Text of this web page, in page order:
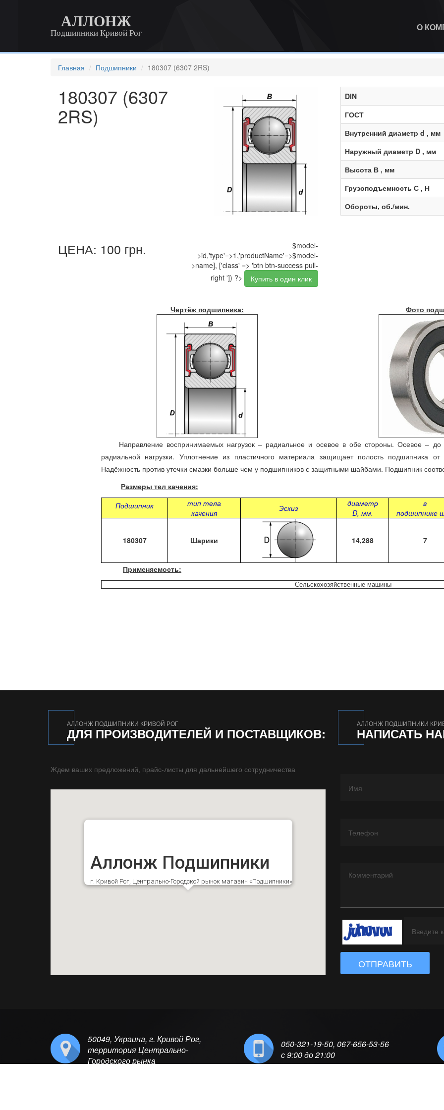
АЛЛОНЖ
Подшипники Кривой Рог
О
Главная Подшипники 180307 (6307 2RS)
180307 (6307
2RS)
ЦЕНА: 100 грн.
$model-
>id,'type'=>1,'productName'=>$model-
>name], ['class' => 'btn btn-success pull-
right ']) ?>
Купить в один клик
DIN
ГОСТ
Внутренний диаметр d , мм
Наружный диаметр D , мм
Высота В , мм
Грузоподъемность С , Н
Обороты, об./мин.
Чертёж подшипника: Фото
Направление воспринимаемых нагрузок – радиальное и осевое в обе стороны. Осевое – до
радиальной нагрузки. Уплотнение из пластичного материала защищает полость подшипника
Надёжность против утечки смазки больше чем у подшипников с защитными шайбами. Подшипник
Размеры тел качения:
Подшипник
тип тела
качения
Эскиз
диаметр
D, мм.
в
подшипнике
180307 Шарики 14,288 7
Применяемость:
Сельскохозяйственные машины
АЛЛОНЖ ПОДШИПНИКИ КРИВОЙ РОГ
ДЛЯ ПРОИЗВОДИТЕЛЕЙ И ПОСТАВЩИКОВ:
Ждем ваших предложений, прайс-листы для дальнейшего сотрудничества
Аллонж Подшипники
г. Кривой Рог, Центрально-Городской рынок магазин «Подшипники»
АЛЛОНЖ ПОДШИПНИКИ
НАПИСАТЬ
ОТПРАВИТЬ
50049, Украина, г. Кривой Рог,
территория Центрально-
Городского рынка
050-321-19-50, 067-656-53-56
с 9:00 до 21:00